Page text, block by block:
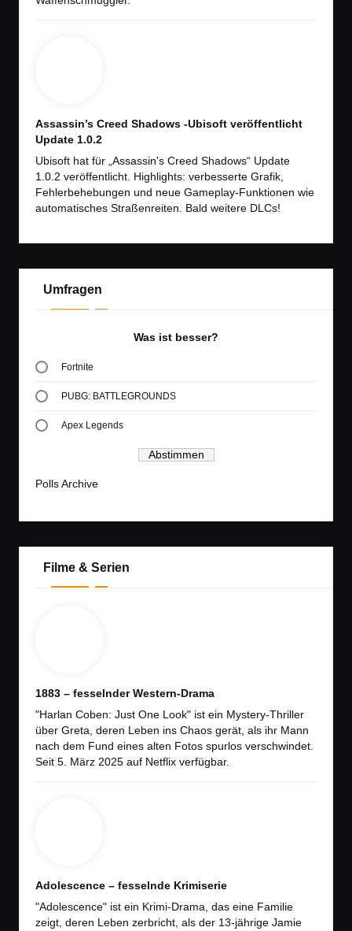
Assassin’s Creed Shadows -Ubisoft veröffentlicht
Update 1.0.2
Ubisoft hat für „Assassin's Creed Shadows“ Update
1.0.2 veröffentlicht. Highlights: verbesserte Grafik,
Fehlerbehebungen und neue Gameplay-Funktionen wie
automatisches Straßenreiten. Bald weitere DLCs!
Umfragen
Was ist besser?
Fortnite
PUBG: BATTLEGROUNDS
Apex Legends
Polls Archive
Filme & Serien
1883 – fesselnder Western-Drama
"Harlan Coben: Just One Look" ist ein Mystery-Thriller
über Greta, deren Leben ins Chaos gerät, als ihr Mann
nach dem Fund eines alten Fotos spurlos verschwindet.
Seit 5. März 2025 auf Netflix verfügbar.
Adolescence – fesselnde Krimiserie
"Adolescence" ist ein Krimi-Drama, das eine Familie
zeigt, deren Leben zerbricht, als der 13-jährige Jamie